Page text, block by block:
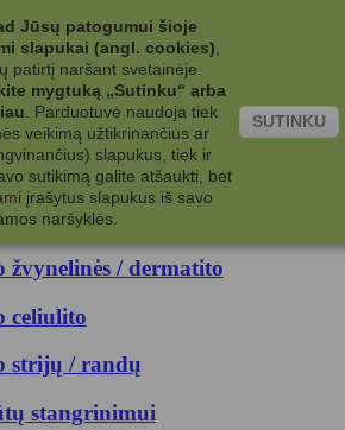
prakaito
prausikliai
žvynelinės / dermatito
celiulito
strijų / randų
stangrinimui
Jūsų patogumui šioje
slapukai (angl. cookies)
patirtį naršant svetainėje.
mygtuką „Sutinku“ arba
Parduotuvė naudoja tiek
veikimą užtikrinančius ar
slapukus, tiek ir
sutikimą galite atšaukti, bet
įrašytus slapukus iš savo
naršyklės.
SUTINKU